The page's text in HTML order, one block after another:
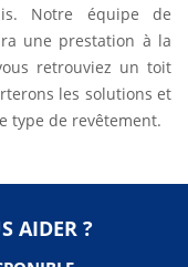
Notre équipe de
une prestation à la
retrouviez un toit
les solutions et
type de revêtement.
AIDER ?